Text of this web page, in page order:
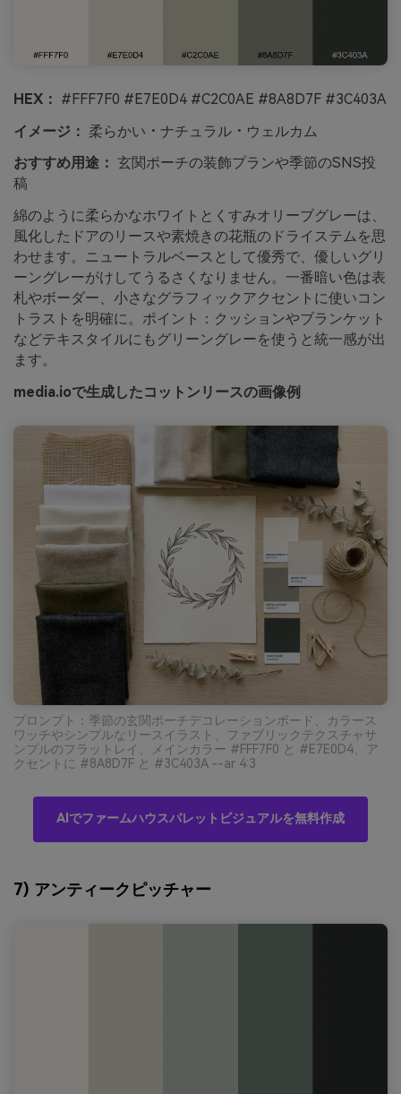
HEX： #FFF7F0 #E7E0D4 #C2C0AE #8A8D7F #3C403A
イメージ： 柔らかい・ナチュラル・ウェルカム
おすすめ用途： 玄関ポーチの装飾プランや季節のSNS投
稿
綿のように柔らかなホワイトとくすみオリーブグレーは、
風化したドアのリースや素焼きの花瓶のドライステムを思
わせます。ニュートラルベースとして優秀で、優しいグリ
ーングレーがけしてうるさくなりません。一番暗い色は表
札やボーダー、小さなグラフィックアクセントに使いコン
トラストを明確に。ポイント：クッションやブランケット
などテキスタイルにもグリーングレーを使うと統一感が出
ます。
media.ioで生成したコットンリースの画像例
プロンプト：季節の玄関ポーチデコレーションボード、カラース
ワッチやシンプルなリースイラスト、ファブリックテクスチャサ
ンプルのフラットレイ、メインカラー #FFF7F0 と #E7E0D4、ア
クセントに #8A8D7F と #3C403A --ar 4:3
AIでファームハウスパレットビジュアルを無料作成
7) アンティークピッチャー